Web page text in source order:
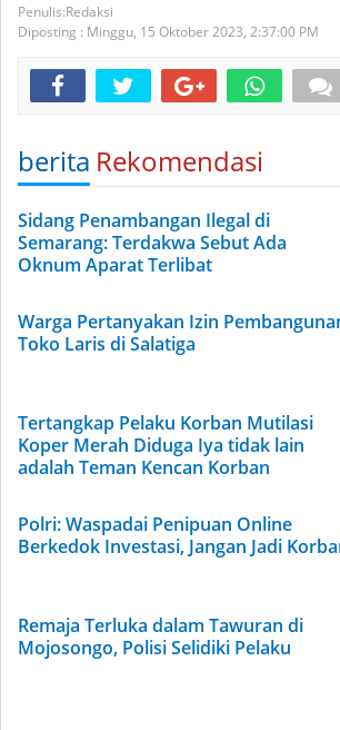
Redaksi
Diposting : Minggu, 15 Oktober 2023, 2:37:00 PM
berita Rekomendasi
Sidang Penambangan Ilegal di
Semarang: Terdakwa Sebut Ada
Oknum Aparat Terlibat
Warga Pertanyakan Izin
Toko Laris di Salatiga
Tertangkap Pelaku Korban Mutilasi
Koper Merah Diduga Iya tidak lain
adalah Teman Kencan Korban
Polri: Waspadai Penipuan Online
Berkedok Investasi, Jangan Jadi
Remaja Terluka dalam Tawuran di
Mojosongo, Polisi Selidiki Pelaku